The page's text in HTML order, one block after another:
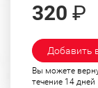
320 ₽
Добавить
Вы можете
течение 14 дней